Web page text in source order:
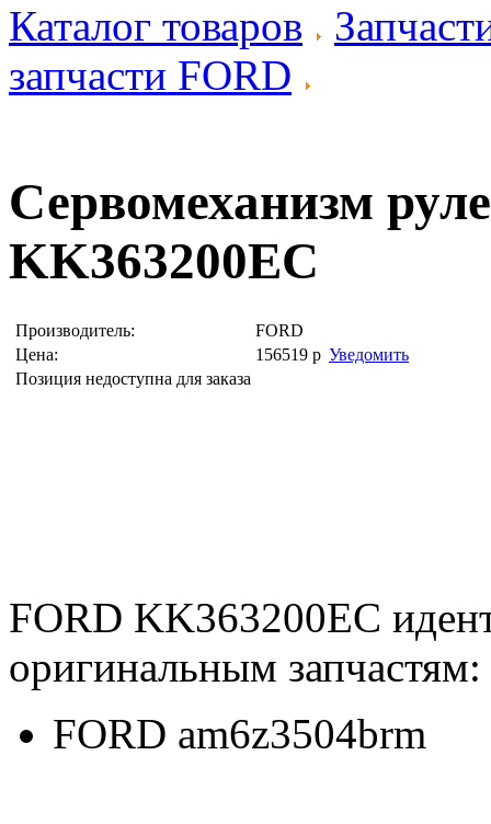
Каталог товаров
запчасти FORD
Сервомеханизм
KK363200EC
Производитель:
FORD
Цена:
156519 р
Позиция недоступна для заказа
Уведомить
FORD KK363200EC
оригинальным запчастям:
FORD am6z3504brm